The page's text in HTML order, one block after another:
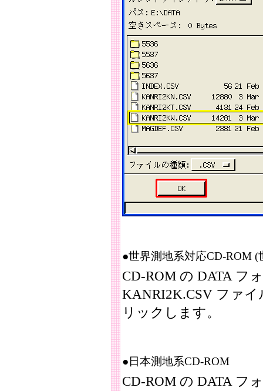
●世界測地系対応CD-ROM (
CD-ROM の DATA フ
KANRI2K.CSV ファ
リックします。
●日本測地系CD-ROM
CD-ROM の DATA フ